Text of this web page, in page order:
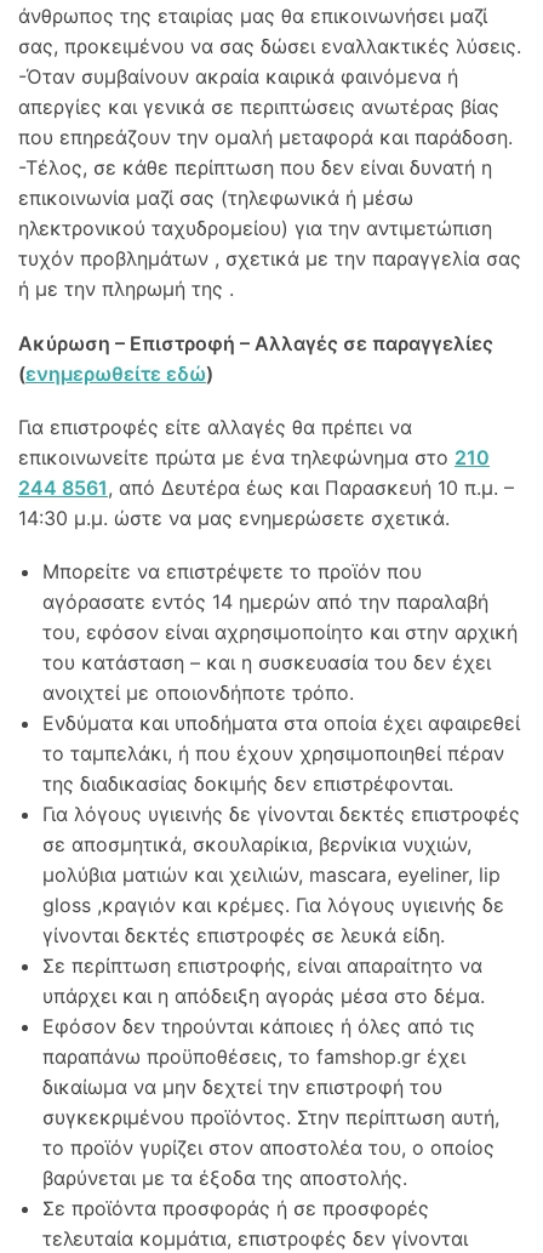
άνθρωπος της εταιρίας μας θα επικοινωνήσει μαζί
σας, προκειμένου να σας δώσει εναλλακτικές λύσεις.
-Όταν συμβαίνουν ακραία καιρικά φαινόμενα ή
απεργίες και γενικά σε περιπτώσεις ανωτέρας βίας
που επηρεάζουν την ομαλή μεταφορά και παράδοση.
-Τέλος, σε κάθε περίπτωση που δεν είναι δυνατή η
επικοινωνία μαζί σας (τηλεφωνικά ή μέσω
ηλεκτρονικού ταχυδρομείου) για την αντιμετώπιση
τυχόν προβλημάτων , σχετικά με την παραγγελία σας
ή με την πληρωμή της .
Ακύρωση – Επιστροφή – Αλλαγές σε παραγγελίες
(ενημερωθείτε εδώ)
Για επιστροφές είτε αλλαγές θα πρέπει να
επικοινωνείτε πρώτα με ένα τηλεφώνημα στο 210
244 8561, από Δευτέρα έως και Παρασκευή 10 π.μ. –
14:30 μ.μ. ώστε να μας ενημερώσετε σχετικά.
Μπορείτε να επιστρέψετε το προϊόν που
αγόρασατε εντός 14 ημερών από την παραλαβή
του, εφόσον είναι αχρησιμοποίητο και στην αρχική
του κατάσταση – και η συσκευασία του δεν έχει
ανοιχτεί με οποιονδήποτε τρόπο.
Ενδύματα και υποδήματα στα οποία έχει αφαιρεθεί
το ταμπελάκι, ή που έχουν χρησιμοποιηθεί πέραν
της διαδικασίας δοκιμής δεν επιστρέφονται.
Για λόγους υγιεινής δε γίνονται δεκτές επιστροφές
σε αποσμητικά, σκουλαρίκια, βερνίκια νυχιών,
μολύβια ματιών και χειλιών, mascara, eyeliner, lip
gloss ,κραγιόν και κρέμες. Για λόγους υγιεινής δε
γίνονται δεκτές επιστροφές σε λευκά είδη.
Σε περίπτωση επιστροφής, είναι απαραίτητο να
υπάρχει και η απόδειξη αγοράς μέσα στο δέμα.
Εφόσον δεν τηρούνται κάποιες ή όλες από τις
παραπάνω προϋποθέσεις, το famshop.gr έχει
δικαίωμα να μην δεχτεί την επιστροφή του
συγκεκριμένου προϊόντος. Στην περίπτωση αυτή,
το προϊόν γυρίζει στον αποστολέα του, ο οποίος
βαρύνεται με τα έξοδα της αποστολής.
Σε προϊόντα προσφοράς ή σε προσφορές
τελευταία κομμάτια, επιστροφές δεν γίνονται